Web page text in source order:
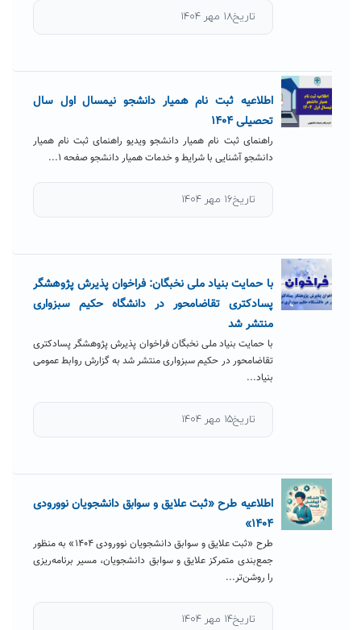
تاریخ۱۸ مهر ۱۴۰۴
اطلاعیه ثبت نام همیار دانشجو نیمسال اول سال
تحصیلی ۱۴۰۴
راهنمای ثبت نام همیار دانشجو ویدیو راهنمای ثبت نام همیار
دانشجو آشنایی با شرایط و خدمات همیار دانشجو صفحه ۱...
تاریخ۱۶ مهر ۱۴۰۴
با حمایت بنیاد ملی نخبگان: فراخوان پذیرش پژوهشگر
پسادکتری تقاضامحور در دانشگاه حکیم سبزواری
منتشر شد
با حمایت بنیاد ملی نخبگان فراخوان پذیرش پژوهشگر پسادکتری
تقاضامحور در حکیم سبزواری منتشر شد به گزارش روابط عمومی
بنیاد...
تاریخ۱۵ مهر ۱۴۰۴
اطلاعیه طرح «ثبت علایق و سوابق دانشجویان نوورودی
۱۴۰۴»
طرح «ثبت علایق و سوابق دانشجویان نوورودی ۱۴۰۴» به منظور
جمع‌بندی متمرکز علایق و سوابق دانشجویان، مسیر برنامه‌ریزی
را روشن‌تر...
تاریخ۱۴ مهر ۱۴۰۴